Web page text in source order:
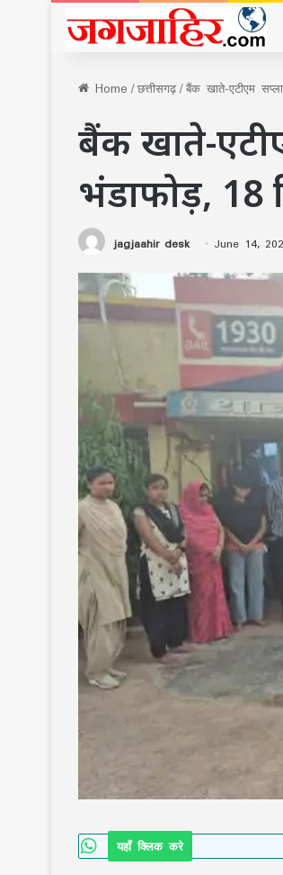
Home/छत्तीसगढ़/बैंक खाते-एटीएम
बैंक खाते-
भंडाफोड़, 18
jagjaahir desk June 14,
यहाँ क्लिक करे